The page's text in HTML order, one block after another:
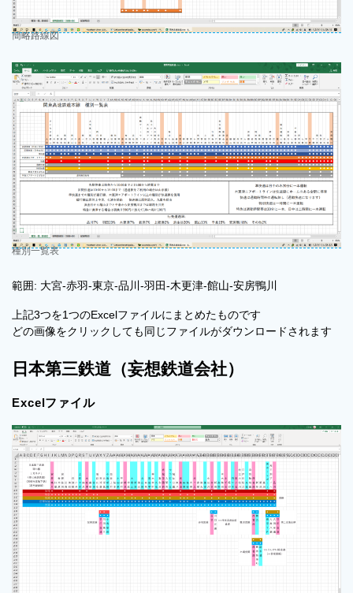
簡略路線図
種別一覧表
範囲: 大宮-赤羽-東京-品川-羽田-木更津-館山-安房鴨川
上記3つを1つのExcelファイルにまとめたものです
どの画像をクリックしても同じファイルがダウンロードされます
日本第三鉄道（妄想鉄道会社）
Excelファイル